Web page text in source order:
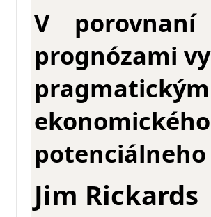
V porovnaní
prognózami
Jim Rickards